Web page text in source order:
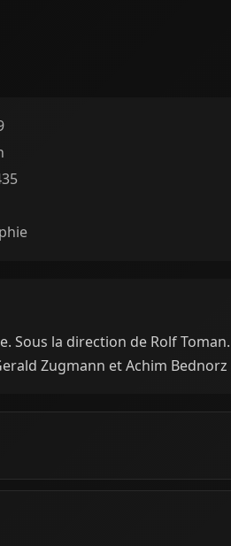
Sous la direction de Rolf Toman.
Zugmann et Achim Bednorz